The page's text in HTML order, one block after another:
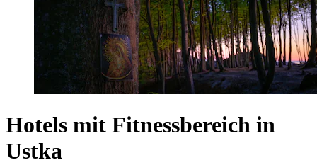
Hotels mit Fitnessbereich in
Ustka